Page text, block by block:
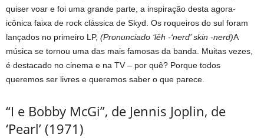
quiser voar e foi uma grande parte, a inspiração desta agora-
icônica faixa de rock clássica de Skyd. Os roqueiros do sul foram
lançados no primeiro LP, (Pronunciado ‘lĕh -‘nerd’ skin -nerd)A
música se tornou uma das mais famosas da banda. Muitas vezes,
é destacado no cinema e na TV – por quê? Porque todos
queremos ser livres e queremos saber o que parece.
“I e Bobby McGi”, de Jennis Joplin, de
‘Pearl’ (1971)